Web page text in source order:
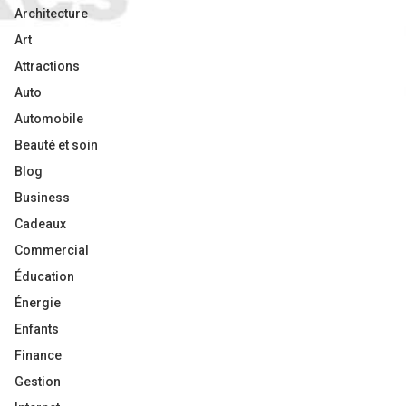
Architecture
Art
Attractions
Auto
Automobile
Beauté et soin
Blog
Business
Cadeaux
Commercial
Éducation
Énergie
Enfants
Finance
Gestion